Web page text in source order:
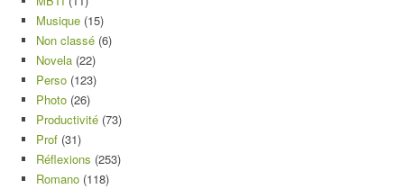
Musique (15)
Non classé (6)
Novela (22)
Perso (123)
Photo (26)
Productivité (73)
Prof (31)
Réflexions (253)
Romano (118)